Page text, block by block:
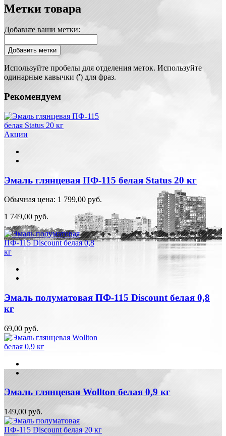
Метки товара
Добавьте ваши метки:
Добавить метки
Используйте пробелы для отделения меток. Используйте
одинарные кавычки (') для фраз.
Рекомендуем
Акции
Эмаль глянцевая ПФ-115 белая Status 20 кг
Обычная цена: 1 799,00 руб.
1 749,00 руб.
Эмаль полуматовая ПФ-115 Discount белая 0,8
кг
69,00 руб.
Эмаль глянцевая Wollton белая 0,9 кг
149,00 руб.